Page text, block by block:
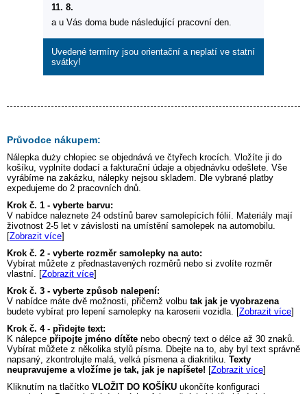
11. 8.
a u Vás doma bude následující pracovní den.
Uvedené termíny jsou orientační a neplatí ve statní
svátky!
Průvodce nákupem:
Nálepka duży chłopiec se objednává ve čtyřech krocích. Vložíte ji do
košíku, vyplníte dodací a fakturační údaje a objednávku odešlete. Vše
vyrábíme na zakázku, nálepky nejsou skladem. Dle vybrané platby
expedujeme do 2 pracovních dnů.
Krok č. 1 - vyberte barvu:
V nabídce naleznete 24 odstínů barev samolepících fólií. Materiály mají
životnost 2-5 let v závislosti na umístění samolepek na automobilu.
[Zobrazit více]
Krok č. 2 - vyberte rozměr samolepky na auto:
Vybírat můžete z přednastavených rozměrů nebo si zvolíte rozměr
vlastní. [Zobrazit více]
Krok č. 3 - vyberte způsob nalepení:
V nabídce máte dvě možnosti, přičemž volbu tak jak je vyobrazena
budete vybírat pro lepení samolepky na karoserii vozidla. [Zobrazit více]
Krok č. 4 - přidejte text:
K nálepce připojte jméno dítěte nebo obecný text o délce až 30 znaků.
Vybírat můžete z několika stylů písma. Dbejte na to, aby byl text správně
napsaný, zkontrolujte malá, velká písmena a diakritiku. Texty
neupravujeme a vložíme je tak, jak je napíšete! [Zobrazit více]
Kliknutím na tlačítko VLOŽIT DO KOŠÍKU ukončíte konfiguraci